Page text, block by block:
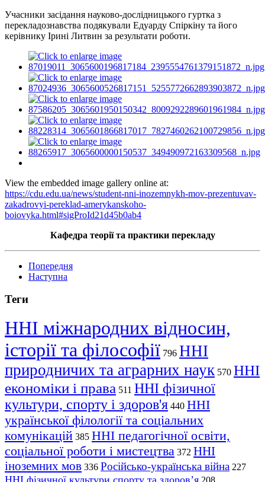
Учасники засідання науково-дослідницького гуртка з
перекладознавства подякували Едуарду Спіркіну та його
керівнику Ірині Литвин за результати роботи.
View the embedded image gallery online at:
https://cdu.edu.ua/news/student-nni-inozemnykh-mov-prezentuvav-
zakadrovyi-pereklad-amerykanskoho-
boiovyka.html#sigProId21d45b0ab4
Кафедра теорії та практики перекладy
Попередня
Наступна
Теги
ННІ міжнародних відносин,
історії та філософії 796 ННІ
природничих та аграрних наук 570 ННІ
економіки і права 511 ННІ фізичної
культури, спорту і здоров'я 440 ННІ
української філології та соціальних
комунікацій 385 ННІ педагогічної освіти,
соціальної роботи і мистецтва 372 ННІ
іноземних мов 336 Російсько-українська війна 227
208